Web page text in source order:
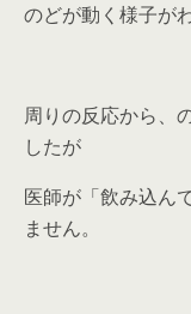
のどが動く様子が
周りの反応から、
したが
医師が「飲み込ん
ません。